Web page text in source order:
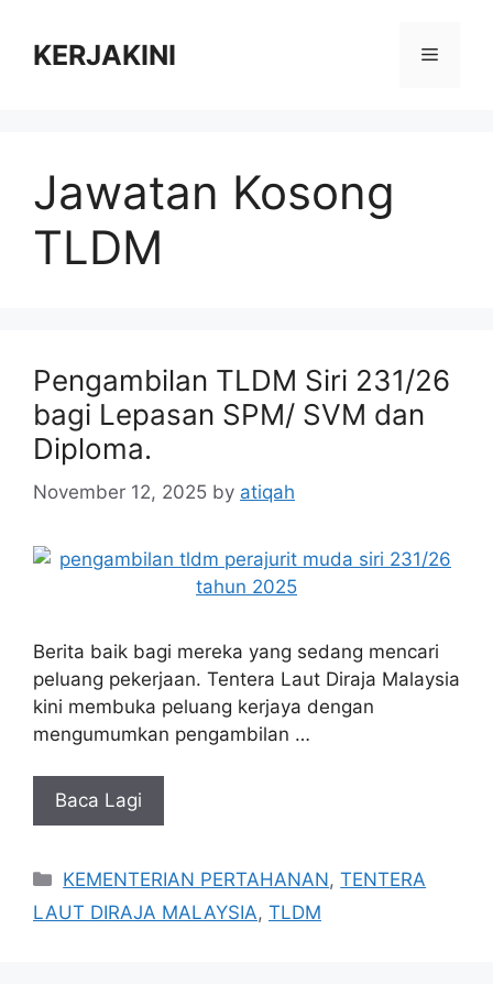
contentKERJAKINI Menu
Jawatan Kosong
TLDM
Pengambilan TLDM Siri 231/26
bagi Lepasan SPM/ SVM dan
Diploma.
November 12, 2025 by atiqah
Berita baik bagi mereka yang sedang mencari
peluang pekerjaan. Tentera Laut Diraja Malaysia
kini membuka peluang kerjaya dengan
mengumumkan pengambilan …
Baca Lagi
Categories
KEMENTERIAN PERTAHANAN,TENTERA
LAUT DIRAJA MALAYSIA, TLDM